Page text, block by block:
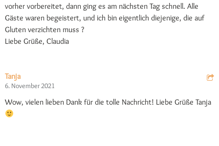
vorher vorbereitet, dann ging es am nächsten Tag schnell. Alle
Gäste waren begeistert, und ich bin eigentlich diejenige, die auf
Gluten verzichten muss ?
Liebe Grüße, Claudia
Tanja
6. November 2021
Wow, vielen lieben Dank für die tolle Nachricht! Liebe Grüße Tanja